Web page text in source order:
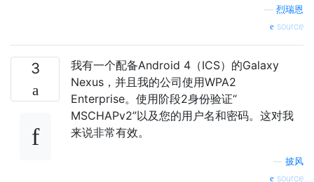
烈瑞恩
source
3
我有一个配备Android 4（ICS）的Galaxy
Nexus，并且我的公司使用WPA2
Enterprise。使用阶段2身份验证“
MSCHAPv2”以及您的用户名和密码。这对我
来说非常有效。
披风
source